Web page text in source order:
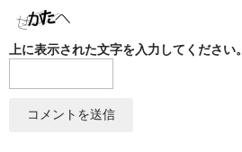
PETAL
染錦葡萄シリーズ
蔦小花シリーズ
上に表示された文字を入力してください。